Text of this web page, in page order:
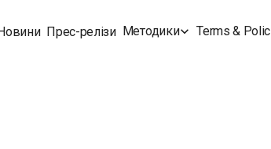
Прес-релізи Методики Terms &